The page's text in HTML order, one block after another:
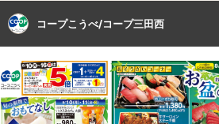
コープこうべ/コープ三田西